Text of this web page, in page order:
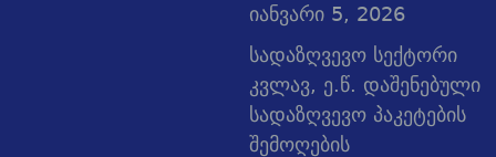
იანვარი 5, 2026
სადაზღვევო სექტორი
კვლავ, ე.წ. დაშენებული
სადაზღვევო პაკეტების
შემოღების